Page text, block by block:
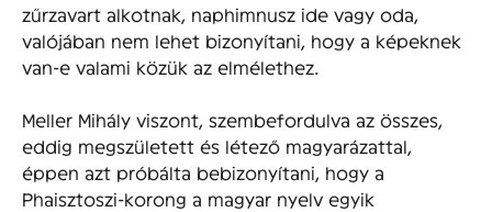
zűrzavart alkotnak, naphimnusz ide vagy oda,
valójában nem lehet bizonyítani, hogy a képeknek
van-e valami közük az elmélethez.
Meller Mihály viszont, szembefordulva az összes,
eddig megszületett és létező magyarázattal,
éppen azt próbálta bebizonyítani, hogy a
Phaisztoszi-korong a magyar nyelv egyik